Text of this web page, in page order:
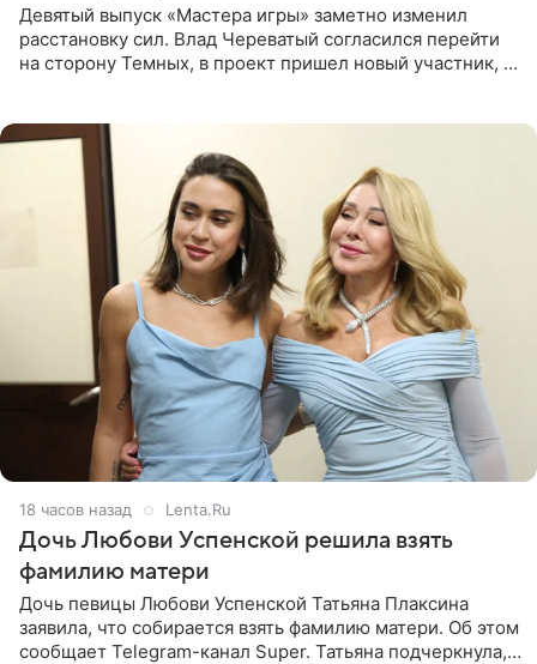
Девятый выпуск «Мастера игры» заметно изменил
расстановку сил. Влад Череватый согласился перейти
на сторону Темных, в проект пришел новый участник, а
18 часов назад Lenta.Ru
Дочь Любови Успенской решила взять
фамилию матери
Дочь певицы Любови Успенской Татьяна Плаксина
заявила, что собирается взять фамилию матери. Об этом
сообщает Telegram-канал Super. Татьяна подчеркнула,